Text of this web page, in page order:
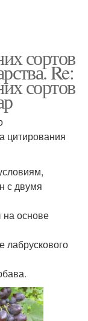
сортов
Re:
сортов
цитирования
с двумя
на основе
лабрускового